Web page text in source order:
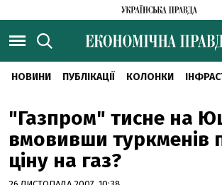
НОВИНИ ПУБЛІКАЦІЇ КОЛОНКИ
"Газпром" тисне на
вмовивши туркменів
ціну на газ?